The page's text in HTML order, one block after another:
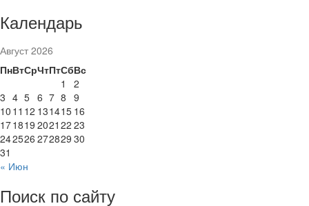
Календарь
Август 2026
ПнВтСрЧтПтСбВс
1
2
3 4 5 6 7 8 9
10 11 12 131415 16
171819 2021 22 23
242526 272829 30
31
« Июн
Поиск по сайту